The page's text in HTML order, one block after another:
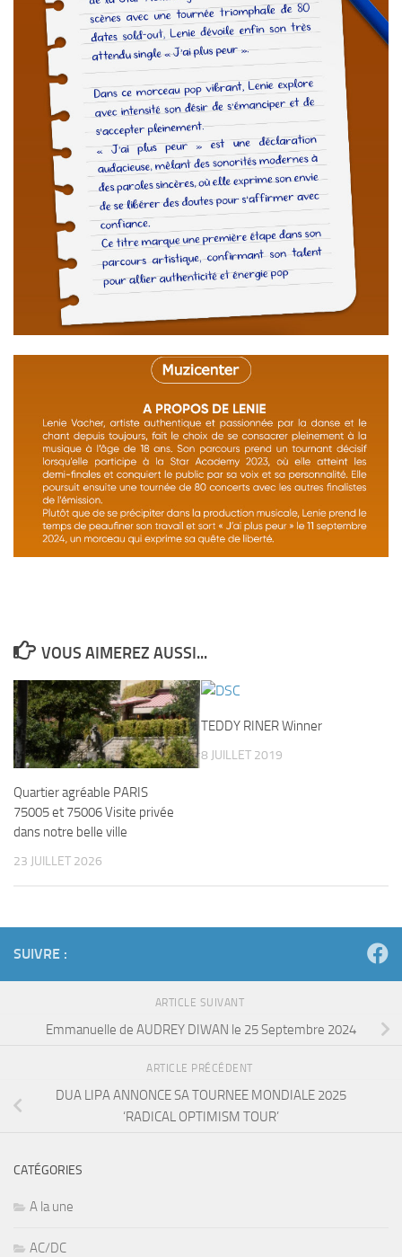
VOUS AIMEREZ AUSSI...
Quartier agréable PARIS
75005 et 75006 Visite privée
dans notre belle ville
23 JUILLET 2026
TEDDY RINER Winner
8 JUILLET 2019
SUIVRE :
ARTICLE SUIVANT
Emmanuelle de AUDREY DIWAN le 25 Septembre 2024
ARTICLE PRÉCÉDENT
DUA LIPA ANNONCE SA TOURNEE MONDIALE 2025
‘RADICAL OPTIMISM TOUR’
CATÉGORIES
A la une
AC/DC